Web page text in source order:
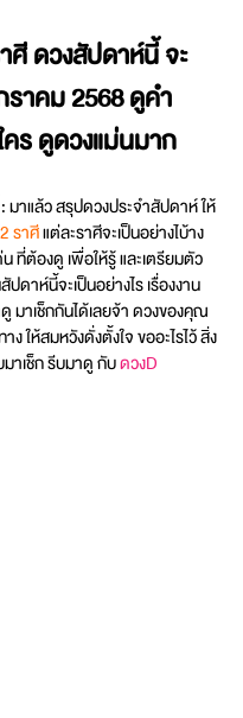
ศี ดวงสัปดาห์นี้ จะ
ราคม 2568 ดูคำ
ร ดูดวงแม่นมาก
มาแล้ว สรุปดวงประจำสัปดาห์ ให้
ราศีแต่ละราศีจะเป็นอย่างไบ้าง
ที่ต้องดู เพื่อให้รู้ และเตรียมตัว
ดาห์นี้จะเป็นอย่างไร เรื่องงาน
มาเช็กกันได้เลยจ้า ดวงของคุณ
ให้สมหวังดั่งตั้งใจ ขออะไรไว้ สิ่ง
าเช็ก รีบมาดู กับดวงD